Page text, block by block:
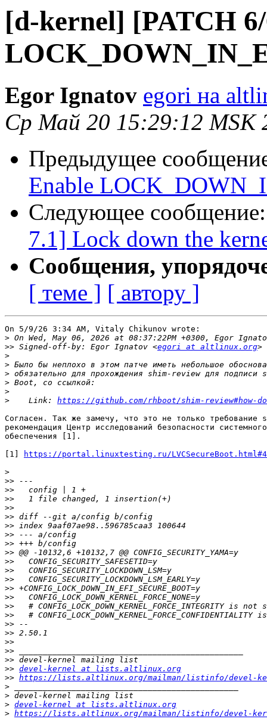
[d-kernel] [PATCH
Egor Ignatov egori на
Ср Май 20 15:29:12 MSK
Предыдущее
Enable
Следующее
7.1] Lock down the
Сообщения,
[ теме ] [ автору ]
On 5/9/26 3:34 AM, Vitaly Chikunov wrote:
>
>> Signed-off-by: Egor Ignatov <egori at altlinux.org
>
>
>
>
>
>
    Link:
https://github.com/rhboot/shim-review#how-
Согласен. Так же замечу, что это не только
рекомендация Центр исследований безопасности
обеспечения [1].
[1]
https://portal.linuxtesting.ru/
>
>>
>>
>>
>>
>>
>>
>>
>>
>>
>>
>>
>>
>>
>>
>>
>>
>>
>>
>>
>>
>>
>> devel-kernel at lists.altlinux.org
>> https://lists.altlinux.org/mailman/listinfo/devel-
>
>
> devel-kernel at lists.altlinux.org
> https://lists.altlinux.org/mailman/listinfo/devel-